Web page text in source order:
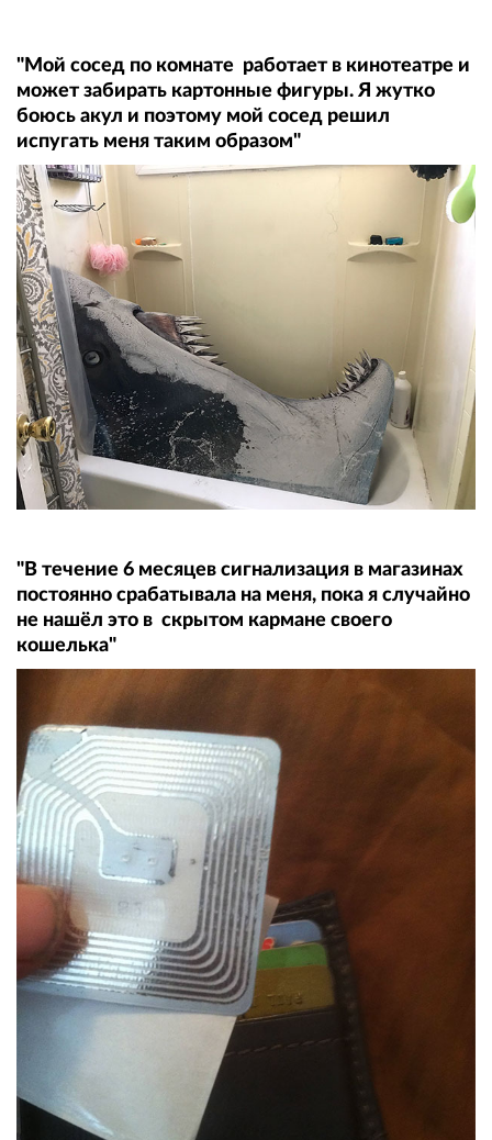
"Мой сосед по комнате работает в кинотеатре и
может забирать картонные фигуры. Я жутко
боюсь акул и поэтому мой сосед решил
испугать меня таким образом"
"В течение 6 месяцев сигнализация в магазинах
постоянно срабатывала на меня, пока я случайно
не нашёл это в скрытом кармане своего
кошелька"